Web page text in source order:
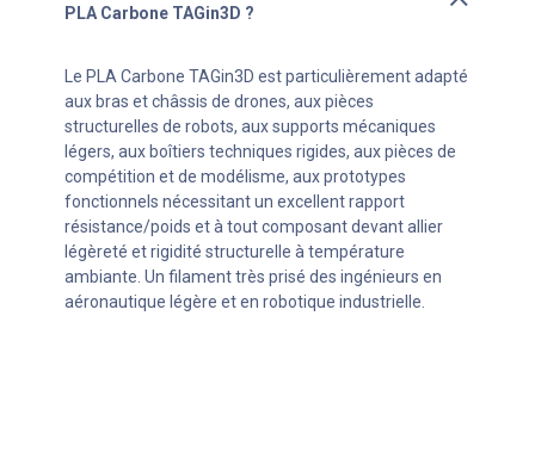
PLA Carbone TAGin3D ?
Le PLA Carbone TAGin3D est particulièrement adapté
aux bras et châssis de drones, aux pièces
structurelles de robots, aux supports mécaniques
légers, aux boîtiers techniques rigides, aux pièces de
compétition et de modélisme, aux prototypes
fonctionnels nécessitant un excellent rapport
résistance/poids et à tout composant devant allier
légèreté et rigidité structurelle à température
ambiante. Un filament très prisé des ingénieurs en
aéronautique légère et en robotique industrielle.